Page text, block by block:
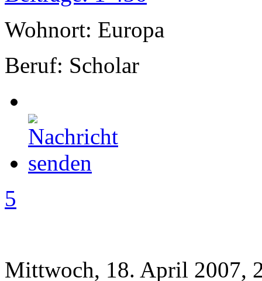
Wohnort: Europa
Beruf: Scholar
5
Mittwoch, 18. April 2007,